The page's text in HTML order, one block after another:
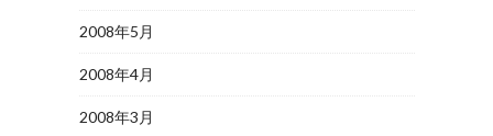
2008年5月
2008年4月
2008年3月